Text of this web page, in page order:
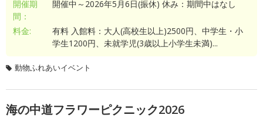
開催期
間：
開催中～2026年5月6日(振休) 休み：期間中はなし
料金:
有料 入館料：大人(高校生以上)2500円、中学生・小
学生1200円、未就学児(3歳以上小学生未満)...
動物ふれあいイベント
海の中道フラワーピクニック2026